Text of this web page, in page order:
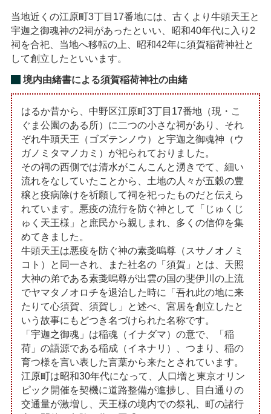
当地近くの江原町3丁目17番地には、古くより牛頭天王と
宇迦之御魂神の2祠があったといい、昭和40年代に入り2
祠を合祀、当地へ移転の上、昭和42年に須賀稲荷神社と
して創立したといいます。
境内由緒書による須賀稲荷神社の由緒
はるか昔から、中野区江原町3丁目17番地（現・こ
ぐま公園のある所）に二つの小さな祠があり、それ
ぞれ牛頭天王（ゴズテンノウ）と宇迦之御魂神（ウ
ガノミタマノカミ）が祀られておりました。
その祠の西側では清水がこんこんと湧きでて、細い
流れをなしていたことから、土地の人々が五穀の豊
穣と疫病除けを祈願して祠を祀ったものだと伝えら
れています。悪疫の流行を防ぐ神として「じゅくじ
ゅく天王様」と庶民から親しまれ、多くの信仰を集
めてきました。
牛頭天王は悪疫を防ぐ神の素戔嗚尊（スサノオノミ
コト）と同一され、また社名の「須賀」とは、天照
大神の弟である素戔嗚尊が出雲の国の斐伊川の上流
でヤマタノオロチを退治した時に「吾れ此の地に来
たりて心須賀、須賀し」と述べ、宮居を創立したと
いう故事にもどつき名づけられた名称です。
「宇迦之御魂」は稲魂（イナダマ）の意で、「稲
荷」の語源である稲成（イネナリ）、つまり、稲の
育つ様を言い表した言葉から来たとされています。
江原町は昭和30年代になって、人口増と東京オリン
ピック開催を契機に道路整備が進捗し、目白通りの
交通量が激増し、天王様の境内での祭礼、町の諸行